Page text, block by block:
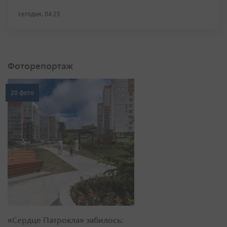
сегодня, 04:25
Фоторепортаж
20 фото
«Сердце Патрокла» забилось: